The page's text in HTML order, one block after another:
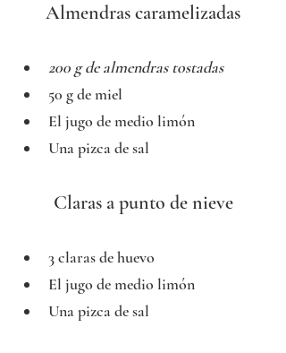
Almendras caramelizadas
200 g de almendras tostadas
50 g de miel
El jugo de medio limón
Una pizca de sal
Claras a punto de nieve
3 claras de huevo
El jugo de medio limón
Una pizca de sal